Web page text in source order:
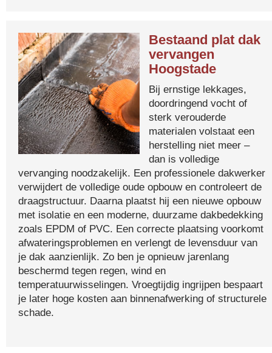
Bestaand plat dak
vervangen
Hoogstade
Bij ernstige lekkages,
doordringend vocht of
sterk verouderde
materialen volstaat een
herstelling niet meer –
dan is volledige
vervanging noodzakelijk. Een professionele dakwerker
verwijdert de volledige oude opbouw en controleert de
draagstructuur. Daarna plaatst hij een nieuwe opbouw
met isolatie en een moderne, duurzame dakbedekking
zoals EPDM of PVC. Een correcte plaatsing voorkomt
afwateringsproblemen en verlengt de levensduur van
je dak aanzienlijk. Zo ben je opnieuw jarenlang
beschermd tegen regen, wind en
temperatuurwisselingen. Vroegtijdig ingrijpen bespaart
je later hoge kosten aan binnenafwerking of structurele
schade.